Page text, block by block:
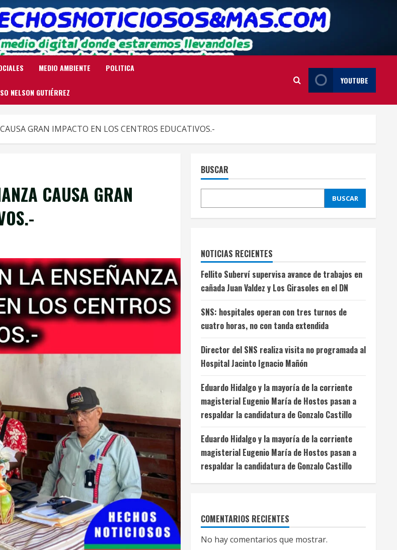
MEDIO AMBIENTE POLITICA
NELSON GUTIÉRREZ
YOUTUBE
GRAN IMPACTO EN LOS CENTROS EDUCATIVOS.-
CAUSA GRAN
BUSCAR
BUSCAR
NOTICIAS RECIENTES
Fellito Suberví supervisa avance de trabajos en
cañada Juan Valdez y Los Girasoles en el DN
SNS: hospitales operan con tres turnos de
cuatro horas, no con tanda extendida
Director del SNS realiza visita no programada al
Hospital Jacinto Ignacio Mañón
Eduardo Hidalgo y la mayoría de la corriente
magisterial Eugenio María de Hostos pasan a
respaldar la candidatura de Gonzalo Castillo
Eduardo Hidalgo y la mayoría de la corriente
magisterial Eugenio María de Hostos pasan a
respaldar la candidatura de Gonzalo Castillo
COMENTARIOS RECIENTES
No hay comentarios que mostrar.